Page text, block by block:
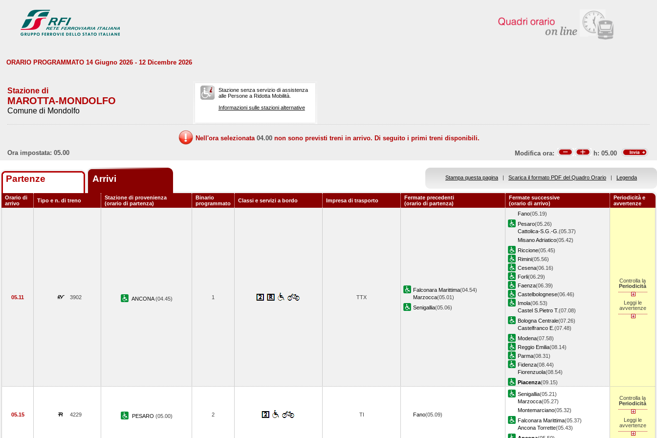
ORARIO PROGRAMMATO 14 Giugno 2026 - 12 Dicembre 2026
Stazione di
MAROTTA-MONDOLFO
Comune di Mondolfo
Stazione senza servizio di assistenza
alle Persone a Ridotta Mobilità.
Informazioni sulle stazioni alternative
Nell'ora selezionata 04.00 non sono previsti treni in arrivo. Di seguito i primi treni disponibili.
Ora impostata: 05.00
Modifica ora: h: 05.00
Partenze Arrivi Stampa questa pagina | Scarica il formato PDF del Quadro Orario | Legenda
Orario di
arrivo
Tipo e n. di treno
Stazione di provenienza
(orario di partenza)
Binario
programmato
Classi e servizi a bordo Impresa di trasporto
Fermate precedenti
(orario di partenza)
Fermate successive
(orario di arrivo)
Periodicità e
avvertenze
05.11 3902 ANCONA(04.45) 1 TTX
Falconara Marittima(04.54)
Marzocca(05.01)
Senigallia(05.06)
Fano(05.19)
Pesaro(05.26)
Cattolica-S.G.-G. (05.37)
Misano Adriatico(05.42)
Riccione(05.45)
Rimini(05.56)
Cesena(06.16)
Forli(06.29)
Faenza(06.39)
Castelbolognese(06.46)
Imola(06.53)
Castel S.Pietro T.(07.08)
Bologna Centrale(07.26)
Castelfranco E. (07.48)
Modena(07.58)
Reggio Emilia(08.14)
Parma(08.31)
Fidenza(08.44)
Fiorenzuola(08.54)
Piacenza(09.15)
Controlla la
Periodicità
Leggi le
avvertenze
05.15 4229 PESARO (05.00) 2 TI Fano(05.09)
Senigallia(05.21)
Marzocca(05.27)
Montemarciano(05.32)
Falconara Marittima(05.37)
Ancona Torrette(05.43)
Controlla la
Periodicità
Leggi le
avvertenze